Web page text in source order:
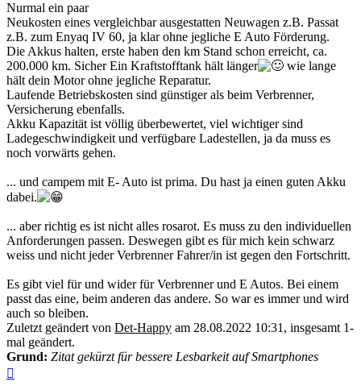
Nurmal ein paar
Neukosten eines vergleichbar ausgestatten Neuwagen z.B. Passat
z.B. zum Enyaq IV 60, ja klar ohne jegliche E Auto Förderung.
Die Akkus halten, erste haben den km Stand schon erreicht, ca.
200.000 km. Sicher Ein Kraftstofftank hält länger
wie lange
hält dein Motor ohne jegliche Reparatur.
Laufende Betriebskosten sind günstiger als beim Verbrenner,
Versicherung ebenfalls.
Akku Kapazität ist völlig überbewertet, viel wichtiger sind
Ladegeschwindigkeit und verfügbare Ladestellen, ja da muss es
noch vorwärts gehen.
... und campem mit E- Auto ist prima. Du hast ja einen guten Akku
dabei.
... aber richtig es ist nicht alles rosarot. Es muss zu den individuellen
Anforderungen passen. Deswegen gibt es für mich kein schwarz
weiss und nicht jeder Verbrenner Fahrer/in ist gegen den Fortschritt.
Es gibt viel für und wider für Verbrenner und E Autos. Bei einem
passt das eine, beim anderen das andere. So war es immer und wird
auch so bleiben.
Zuletzt geändert von Det-Happy am 28.08.2022 10:31, insgesamt 1-
mal geändert.
Grund: Zitat gekürzt für bessere Lesbarkeit auf Smartphones